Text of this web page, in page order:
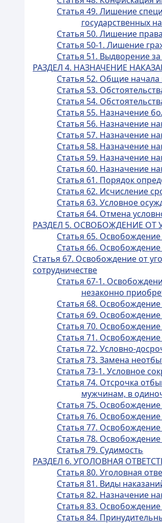
Статья 49. Лишение
государственных
Статья 50. Лишение
Статья 50-1. Лишение
Статья 51. Выдворение
РАЗДЕЛ 4. НАЗНАЧЕНИЕ
Статья 52. Общие начала
Статья 53.
Статья 54.
Статья 55. Назначение
Статья 56. Назначение
Статья 57. Назначение
Статья 58. Назначение
Статья 59. Назначение
Статья 60. Назначение
Статья 61. Порядок
Статья 62. Исчисление
Статья 63. Условное
Статья 64. Отмена
РАЗДЕЛ 5. ОСВОБОЖДЕНИЕ ОТ
Статья 65.
Статья 66.
Статья 67. Освобождение от
сотрудничестве
Статья 67-1.
незаконно
Статья 68.
Статья 69.
Статья 70.
Статья 71. Освобождение
Статья 72. Условно-
Статья 73. Замена
Статья 73-1. Условное
Статья 74. Отсрочка
мужчинам, в
Статья 75.
Статья 76.
Статья 77.
Статья 78.
Статья 79. Судимость
РАЗДЕЛ 6. УГОЛОВНАЯ
Статья 80. Уголовная
Статья 81. Виды
Статья 82. Назначение
Статья 83.
Статья 84.